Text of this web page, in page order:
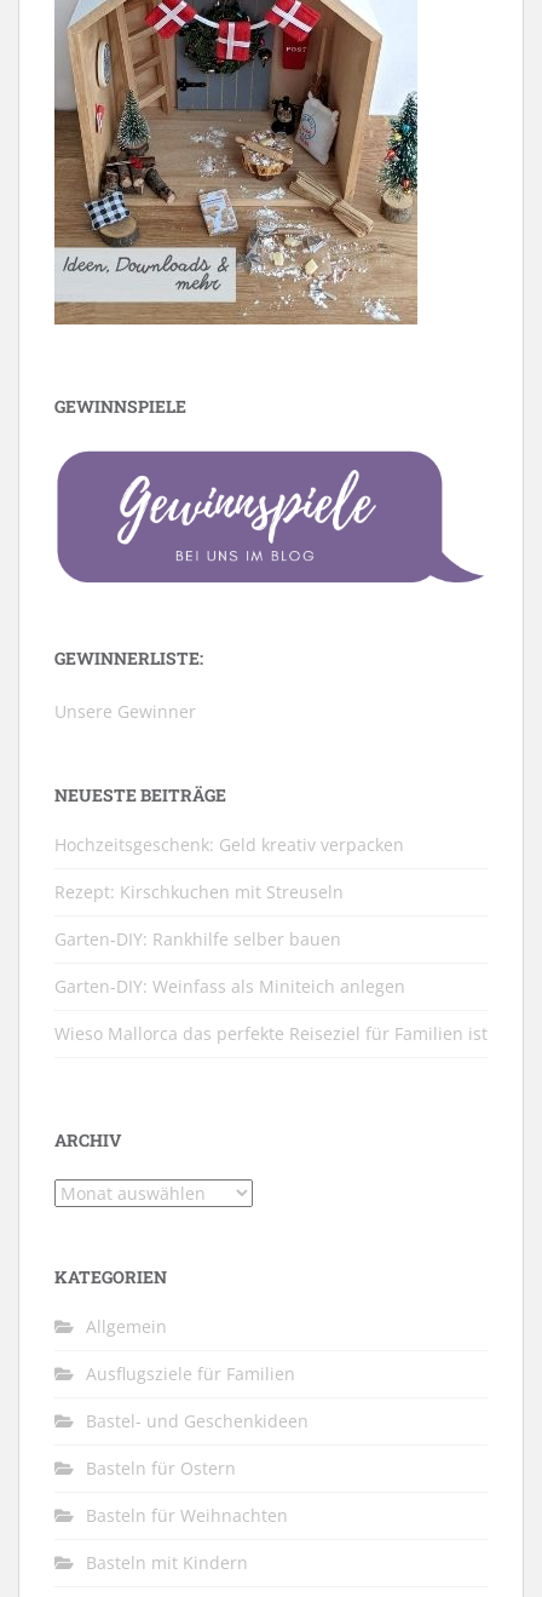
GEWINNSPIELE
GEWINNERLISTE:
Unsere Gewinner
NEUESTE BEITRÄGE
Hochzeitsgeschenk: Geld kreativ verpacken
Rezept: Kirschkuchen mit Streuseln
Garten-DIY: Rankhilfe selber bauen
Garten-DIY: Weinfass als Miniteich anlegen
Wieso Mallorca das perfekte Reiseziel für Familien ist
ARCHIV
Archiv
KATEGORIEN
Allgemein
Ausflugsziele für Familien
Bastel- und Geschenkideen
Basteln für Ostern
Basteln für Weihnachten
Basteln mit Kindern